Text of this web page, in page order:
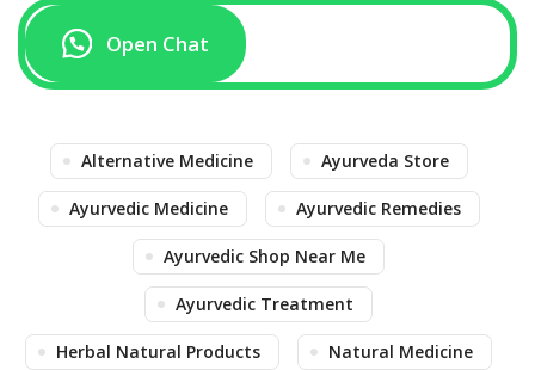
Open Chat
Alternative Medicine Ayurveda Store
Ayurvedic Medicine Ayurvedic Remedies
Ayurvedic Shop Near Me
Ayurvedic Treatment
Herbal Natural Products Natural Medicine